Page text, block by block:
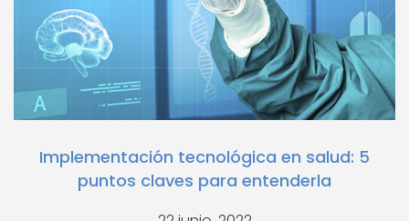
Implementación tecnológica en salud: 5
puntos claves para entenderla